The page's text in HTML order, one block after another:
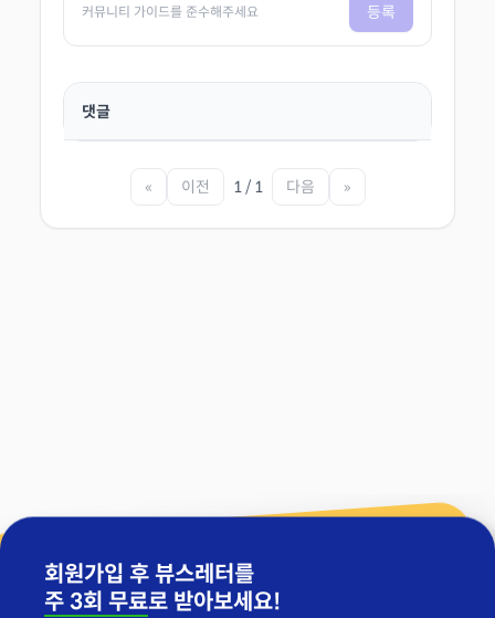
커뮤니티 가이드를 준수해주세요 등록
댓글
« 이전 1 / 1 다음 »
회원가입 후 뷰스레터를
주 3회 무료로 받아보세요!